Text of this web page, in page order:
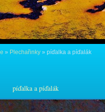
» Plechařinky » píďalka a píďalák
píďalka a píďalák